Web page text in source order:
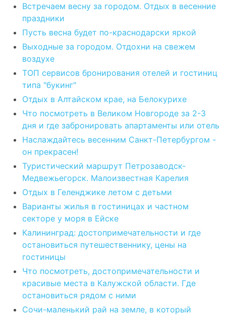
Встречаем весну за городом. Отдых в весенние
праздники
Пусть весна будет по-краснодарски яркой
Выходные за городом. Отдохни на свежем
воздухе
ТОП сервисов бронирования отелей и гостиниц
типа "букинг"
Отдых в Алтайском крае, на Белокурихе
Что посмотреть в Великом Новгороде за 2-3
дня и где забронировать апартаменты или отель
Наслаждайтесь весенним Санкт-Петербургом -
он прекрасен!
Туристический маршрут Петрозаводск-
Медвежьегорск. Малоизвестная Карелия
Отдых в Геленджике летом с детьми
Варианты жилья в гостиницах и частном
секторе у моря в Ейске
Калининград: достопримечательности и где
остановиться путешественнику, цены на
гостиницы
Что посмотреть, достопримечательности и
красивые места в Калужской области. Где
остановиться рядом с ними
Сочи-маленький рай на земле, в который